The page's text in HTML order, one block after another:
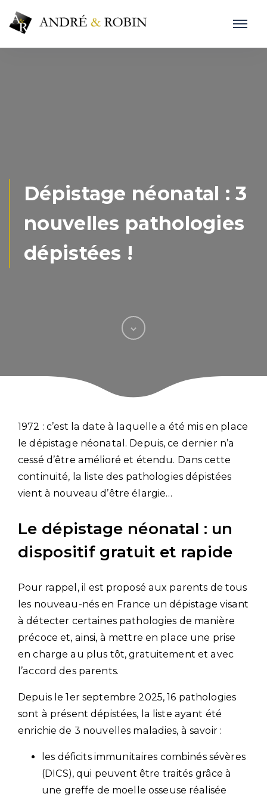
Dépistage néonatal : 3
nouvelles pathologies
dépistées !
1972 : c’est la date à laquelle a été mis en place
le dépistage néonatal. Depuis, ce dernier n’a
cessé d’être amélioré et étendu. Dans cette
continuité, la liste des pathologies dépistées
vient à nouveau d’être élargie…
Le dépistage néonatal : un
dispositif gratuit et rapide
Pour rappel, il est proposé aux parents de tous
les nouveau-nés en France un dépistage visant
à détecter certaines pathologies de manière
précoce et, ainsi, à mettre en place une prise
en charge au plus tôt, gratuitement et avec
l’accord des parents.
Depuis le 1er septembre 2025, 16 pathologies
sont à présent dépistées, la liste ayant été
enrichie de 3 nouvelles maladies, à savoir :
les déficits immunitaires combinés sévères
(DICS), qui peuvent être traités grâce à
une greffe de moelle osseuse réalisée